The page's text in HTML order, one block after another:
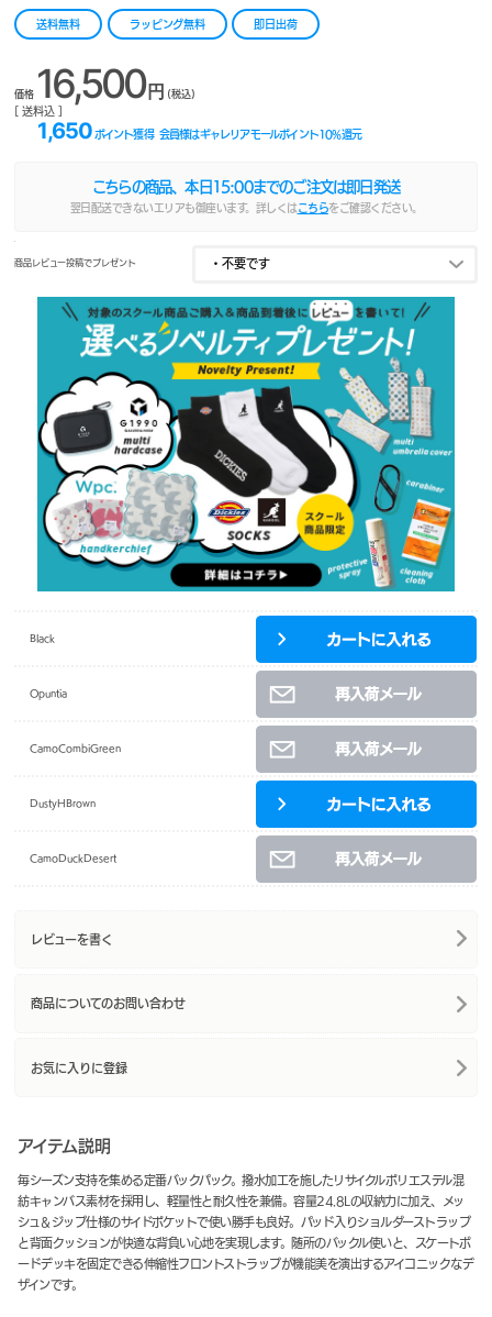
送料無料 ラッピング無料 即日出荷
価格 16,500円 (税込)
[ 送料込 ]
1,650 ポイント獲得 会員様はギャレリアモールポイント10%還元
こちらの商品、本日 15:00までのご注文は即日発送
翌日配送できないエリアも御座います。詳しくは こちらをご確認ください。
商品レビュー投稿でプレゼント
Black
Opuntia
CamoCombiGreen
DustyHBrown
CamoDuckDesert
レビューを書く
商品についてのお問い合わせ
お気に入りに登録
アイテム説明
毎シーズン支持を集める定番バックパック。撥水加工を施したリサイクルポリエステル混
紡キャンバス素材を採用し、軽量性と耐久性を兼備。容量24.8Lの収納力に加え、メッ
シュ＆ジップ仕様のサイドポケットで使い勝手も良好。パッド入りショルダーストラップ
と背面クッションが快適な背負い心地を実現します。随所のバックル使いと、スケートボ
ードデッキを固定できる伸縮性フロントストラップが機能美を演出するアイコニックなデ
ザインです。